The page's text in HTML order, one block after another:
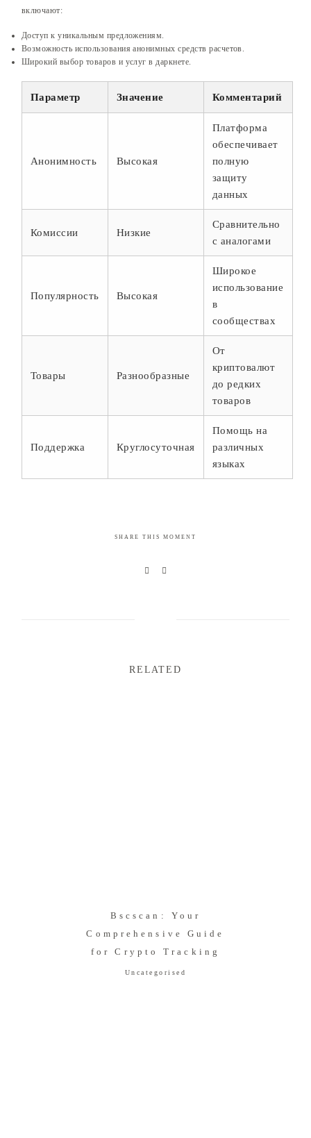
включают:
Доступ к уникальным предложениям.
Возможность использования анонимных средств расчетов.
Широкий выбор товаров и услуг в даркнете.
Параметр Значение Комментарий
Анонимность Высокая
Платформа
обеспечивает
полную
защиту
данных
Комиссии Низкие
Сравнительно
с аналогами
Популярность Высокая
Широкое
использование
в
сообществах
Товары Разнообразные
От
криптовалют
до редких
товаров
Поддержка Круглосуточная
Помощь на
различных
языках
SHARE THIS MOMENT
RELATED
Bscscan: Your
Comprehensive Guide
for Crypto Tracking
Uncategorised